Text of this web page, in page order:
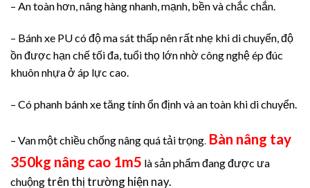
– An toàn hơn, nâng hàng nhanh, mạnh, bền và chắc chắn.
– Bánh xe PU có độ ma sát thấp nên rất nhẹ khi di chuyển, độ
ồn được hạn chế tối đa, tuổi thọ lớn nhờ công nghệ ép đúc
khuôn nhựa ở áp lực cao.
– Có phanh bánh xe tăng tính ổn định và an toàn khi di chuyển.
– Van một chiều chống nâng quá tải trọng Bàn nâng tay
350kg nâng cao 1m5 là sản phẩm đang được ưa
chuộngtrên thị trường hiện nay.